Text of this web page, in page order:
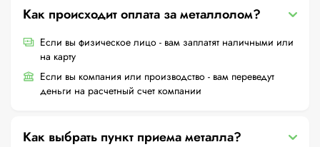
Как происходит оплата за металлолом?
Если вы физическое лицо - вам заплатят наличными или
на карту
Если вы компания или производство - вам переведут
деньги на расчетный счет компании
Как выбрать пункт приема металла?